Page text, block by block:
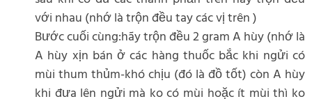
với nhau (nhớ là trộn đều tay các vị trên )
Bước cuối cùng:hãy trộn đều 2 gram A hùy (nhớ là
A hùy xịn bán ở các hàng thuốc bắc khi ngửi có
mùi thum thủm-khó chịu (đó là đồ tốt) còn A hùy
khi đưa lên ngửi mà ko có mùi hoặc ít mùi thì ko